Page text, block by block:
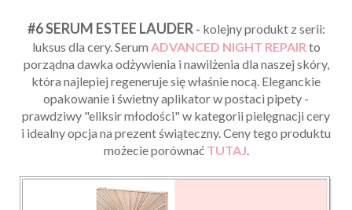
#6 SERUM ESTEE LAUDER - kolejny produkt z serii:
luksus dla cery. Serum ADVANCED NIGHT REPAIR to
porządna dawka odżywienia i nawilżenia dla naszej skóry,
która najlepiej regeneruje się właśnie nocą. Eleganckie
opakowanie i świetny aplikator w postaci pipety -
prawdziwy "eliksir młodości" w kategorii pielęgnacji cery
i idealny opcja na prezent świąteczny. Ceny tego produktu
możecie porównać TUTAJ